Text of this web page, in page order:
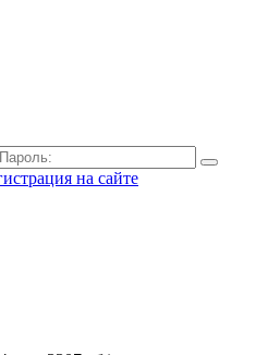
на сайте